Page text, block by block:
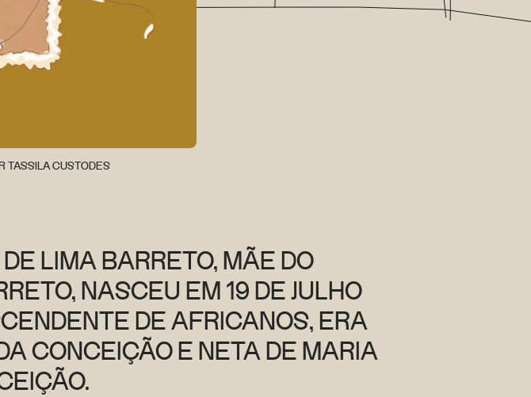
TASSILA CUSTODES
LIMA BARRETO, MÃE DO
NASCEU EM 19 DE JULHO
DE AFRICANOS, ERA
CONCEIÇÃO E NETA DE MARIA